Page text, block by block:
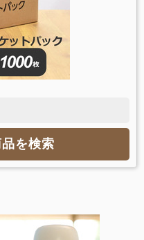
を検索